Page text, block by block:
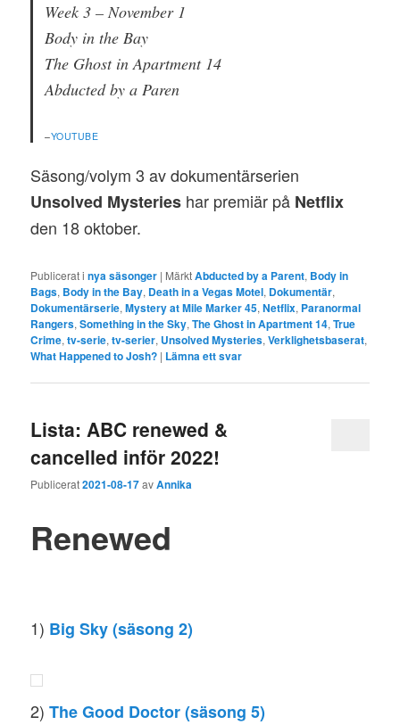
Week 3 – November 1
Body in the Bay
The Ghost in Apartment 14
Abducted by a Paren
–YOUTUBE
Säsong/volym 3 av dokumentärserien
Unsolved Mysteries har premiär på Netflix
den 18 oktober.
Publicerat i nya säsonger | MärktAbducted by a Parent, Body in
Bags, Body in the Bay, Death in a Vegas Motel, Dokumentär,
Dokumentärserie,Mystery at Mile Marker 45,Netflix, Paranormal
Rangers,Something in the Sky,The Ghost in Apartment 14,True
Crime,tv-serie,tv-serier, Unsolved Mysteries,Verklighetsbaserat,
What Happened to Josh? | Lämna ett svar
Lista: ABC renewed &
cancelled inför 2022!
Publicerat2021-08-17avAnnika
Renewed
1) Big Sky (säsong 2)
2)The Good Doctor (säsong 5)